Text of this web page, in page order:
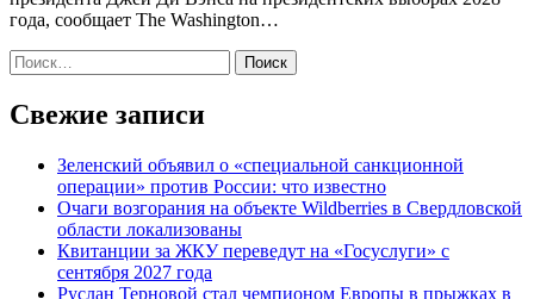
года, сообщает The Washington…
Найти:
Свежие записи
Зеленский объявил о «специальной санкционной
операции» против России: что известно
Очаги возгорания на объекте Wildberries в Свердловской
области локализованы
Квитанции за ЖКУ переведут на «Госуслуги» с
сентября 2027 года
Руслан Терновой стал чемпионом Европы в прыжках в